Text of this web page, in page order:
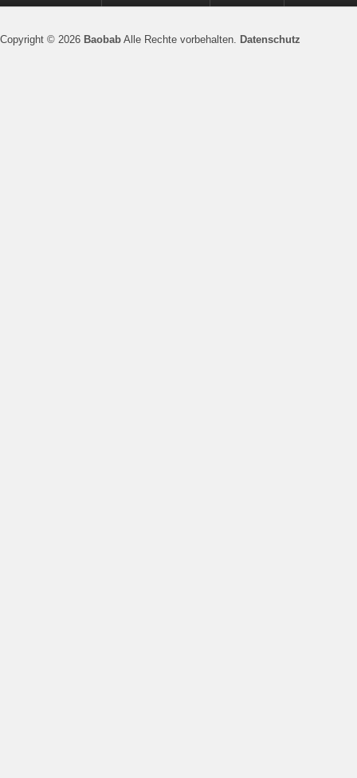
Copyright © 2026 Baobab Alle Rechte vorbehalten. Datenschutz